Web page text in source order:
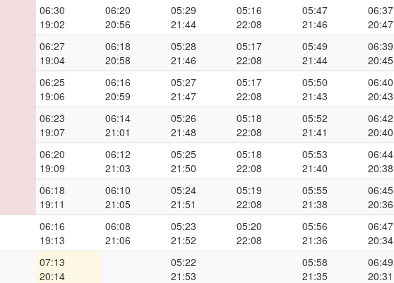
06:30
19:02
06:20
20:56
05:29
21:44
05:16
22:08
05:47
21:46
06:37
20:47
06:27
19:04
06:18
20:58
05:28
21:46
05:17
22:08
05:49
21:44
06:39
20:45
06:25
19:06
06:16
20:59
05:27
21:47
05:17
22:08
05:50
21:43
06:40
20:43
06:23
19:07
06:14
21:01
05:26
21:48
05:18
22:08
05:52
21:41
06:42
20:40
06:20
19:09
06:12
21:03
05:25
21:50
05:18
22:08
05:53
21:40
06:44
20:38
06:18
19:11
06:10
21:05
05:24
21:51
05:19
22:08
05:55
21:38
06:45
20:36
06:16
19:13
06:08
21:06
05:23
21:52
05:20
22:08
05:56
21:36
06:47
20:34
07:13
20:14
05:22
21:53
05:58
21:35
06:49
20:31